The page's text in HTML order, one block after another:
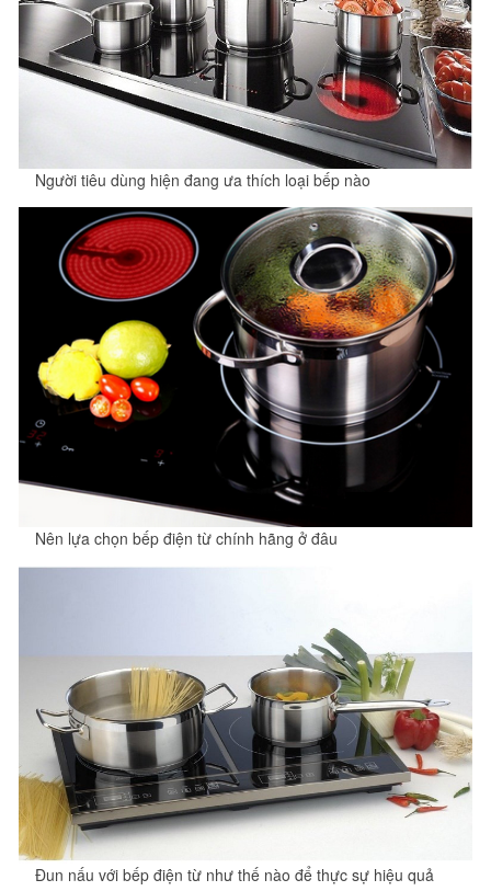
Người tiêu dùng hiện đang ưa thích loại bếp nào
Nên lựa chọn bếp điện từ chính hãng ở đâu
Đun nấu với bếp điện từ như thế nào để thực sự hiệu quả